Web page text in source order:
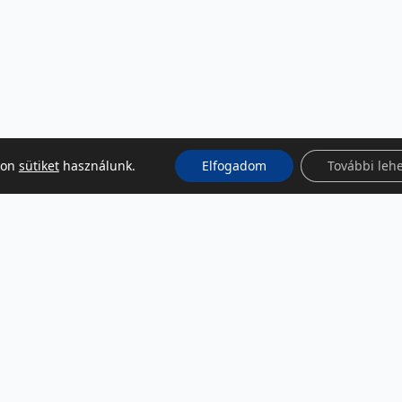
sütikethasználunk. Elfogadom További